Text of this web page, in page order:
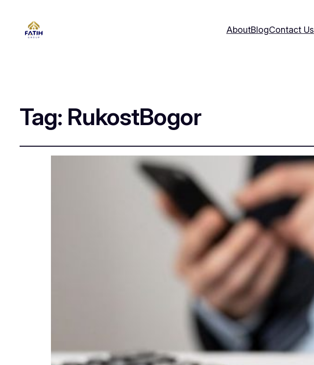
AboutBlogContact Us
Tag: RukostBogor